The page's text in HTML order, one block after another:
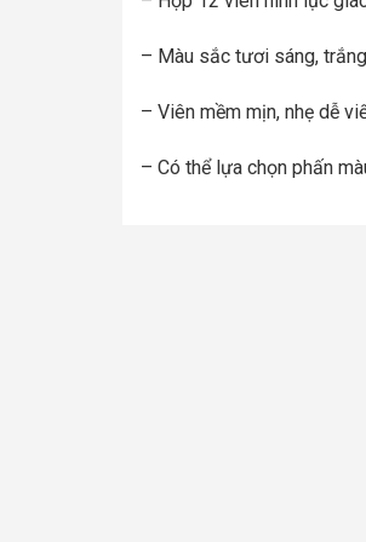
– Màu sắc tươi sáng,
– Viên mềm mịn, nhẹ dễ
– Có thể lựa chọn phấn